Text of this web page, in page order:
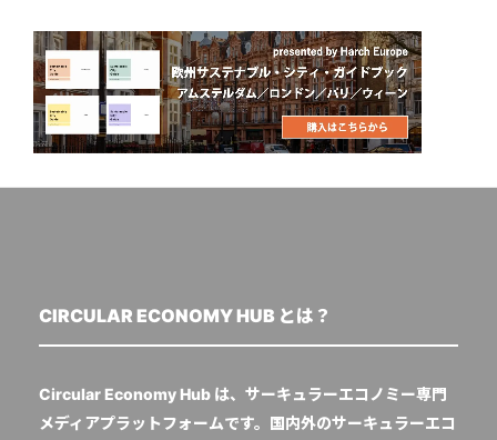
CIRCULAR ECONOMY HUB とは？
Circular Economy Hub は、サーキュラーエコノミー専門
メディアプラットフォームです。国内外のサーキュラーエコ